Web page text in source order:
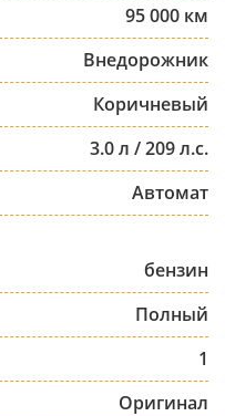
95 000 км
Внедорожник
Коричневый
3.0 л / 209 л.с.
Автомат
бензин
Полный
1
Оригинал